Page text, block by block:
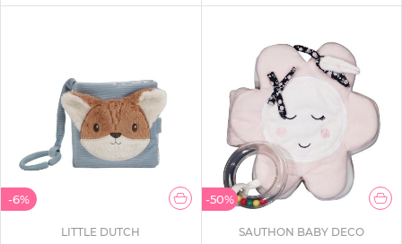
-6%
LITTLE DUTCH
-50%
SAUTHON BABY DECO